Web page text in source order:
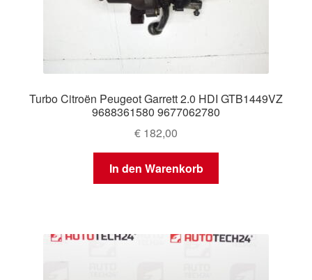
Turbo Citroën Peugeot Garrett 2.0 HDI GTB1449VZ
9688361580 9677062780
€ 182,00
In den Warenkorb